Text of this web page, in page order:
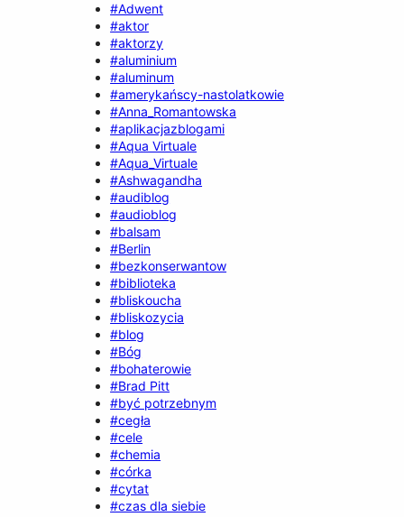
#Adwent
#aktor
#aktorzy
#aluminium
#aluminum
#amerykańscy-nastolatkowie
#Anna_Romantowska
#aplikacjazblogami
#Aqua Virtuale
#Aqua_Virtuale
#Ashwagandha
#audiblog
#audioblog
#balsam
#Berlin
#bezkonserwantow
#biblioteka
#bliskoucha
#bliskozycia
#blog
#Bóg
#bohaterowie
#Brad Pitt
#być potrzebnym
#cegła
#cele
#chemia
#córka
#cytat
#czas dla siebie